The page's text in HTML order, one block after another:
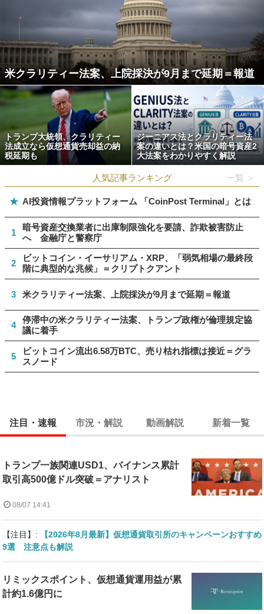
米クラリティー法案、上院採決が9月まで延期＝報道
トランプ大統領、クラリティー
法成立なら仮想通貨売却益の納
税延期も
ジーニアス法とクラリティー法
案の違いとは？米国の暗号資産2
大法案をわかりやすく解説
人気記事ランキング 一覧 ＞
★ AI投資情報プラットフォーム 「CoinPost Terminal」とは
1
暗号資産交換業者に出庫制限強化を要請、詐欺被害防止
へ 金融庁と警察庁
2
ビットコイン・イーサリアム・XRP、「弱気相場の最終段
階に典型的な兆候」＝クリプトクアント
3 米クラリティー法案、上院採決が9月まで延期＝報道
4
停滞中の米クラリティー法案、トランプ政権が倫理規定協
議に着手
5
ビットコイン流出6.58万BTC、売り枯れ指標は接近＝グラ
スノード
注目・速報 市況・解説 動画解説 新着一覧
トランプ一族関連USD1、バイナンス累計
取引高500億ドル突破＝アナリスト
08/07 14:41
【注目】:
【2026年8月最新】仮想通貨取引所のキャンペーンおすすめ
9選 注意点も解説
リミックスポイント、仮想通貨運用益が累
計約1.6億円に